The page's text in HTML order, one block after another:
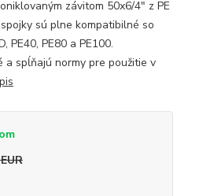
závitom 50x6/4" z PE
sú plne kompatibilné so
PE40, PE80 a PE100.
a spĺňajú normy pre použitie v